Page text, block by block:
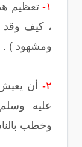
١-
تعظيم
، كيف وقد
ومشهود ) .
٢-
أن
عليه
وخطب